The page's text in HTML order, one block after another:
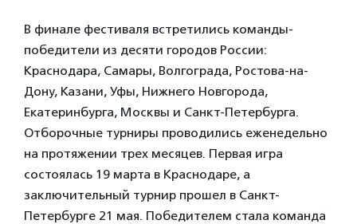
В финале фестиваля встретились команды-
победители из десяти городов России:
Краснодара, Самары, Волгограда, Ростова-на-
Дону, Казани, Уфы, Нижнего Новгорода,
Екатеринбурга, Москвы и Санкт-Петербурга.
Отборочные турниры проводились еженедельно
на протяжении трех месяцев. Первая игра
состоялась 19 марта в Краснодаре, а
заключительный турнир прошел в Санкт-
Петербурге 21 мая. Победителем стала команда